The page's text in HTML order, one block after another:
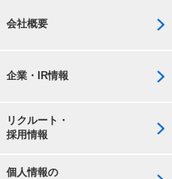
会社概要
企業・IR情報
リクルート・
採用情報
個人情報の